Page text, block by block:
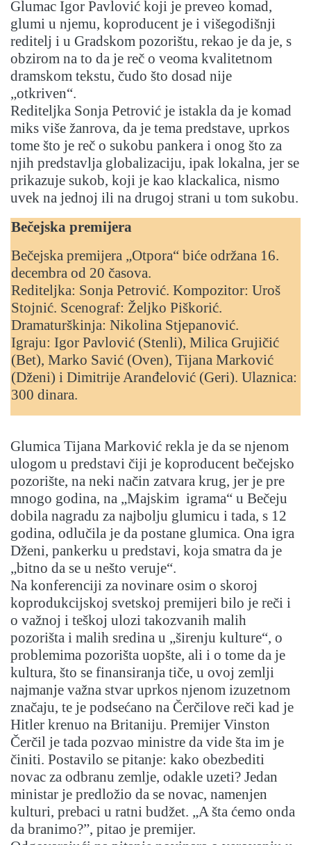
Glumac Igor Pavlović koji je preveo komad,
glumi u njemu, koproducent je i višegodišnji
reditelj i u Gradskom pozorištu, rekao je da je, s
obzirom na to da je reč o veoma kvalitetnom
dramskom tekstu, čudo što dosad nije
„otkriven“.
Rediteljka Sonja Petrović je istakla da je komad
miks više žanrova, da je tema predstave, uprkos
tome što je reč o sukobu pankera i onog što za
njih predstavlja globalizaciju, ipak lokalna, jer se
prikazuje sukob, koji je kao klackalica, nismo
uvek na jednoj ili na drugoj strani u tom sukobu.
Bečejska premijera
Bečejska premijera „Otpora“ biće održana 16.
decembra od 20 časova.
Rediteljka: Sonja Petrović. Kompozitor: Uroš
Stojnić. Scenograf: Željko Piškorić.
Dramaturškinja: Nikolina Stjepanović.
Igraju: Igor Pavlović (Stenli), Milica Grujičić
(Bet), Marko Savić (Oven), Tijana Marković
(Dženi) i Dimitrije Aranđelović (Geri). Ulaznica:
300 dinara.
Glumica Tijana Marković rekla je da se njenom
ulogom u predstavi čiji je koproducent bečejsko
pozorište, na neki način zatvara krug, jer je pre
mnogo godina, na „Majskim igrama“ u Bečeju
dobila nagradu za najbolju glumicu i tada, s 12
godina, odlučila je da postane glumica. Ona igra
Dženi, pankerku u predstavi, koja smatra da je
„bitno da se u nešto veruje“.
Na konferenciji za novinare osim o skoroj
koprodukcijskoj svetskoj premijeri bilo je reči i
o važnoj i teškoj ulozi takozvanih malih
pozorišta i malih sredina u „širenju kulture“, o
problemima pozorišta uopšte, ali i o tome da je
kultura, što se finansiranja tiče, u ovoj zemlji
najmanje važna stvar uprkos njenom izuzetnom
značaju, te je podsećano na Čerčilove reči kad je
Hitler krenuo na Britaniju. Premijer Vinston
Čerčil je tada pozvao ministre da vide šta im je
činiti. Postavilo se pitanje: kako obezbediti
novac za odbranu zemlje, odakle uzeti? Jedan
ministar je predložio da se novac, namenjen
kulturi, prebaci u ratni budžet. „A šta ćemo onda
da branimo?”, pitao je premijer.